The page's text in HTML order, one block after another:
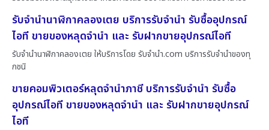
รับจำนำนาฬิกาคลองเตย บริการรับจำนำ รับซื้ออุปกรณ์
ไอที ขายของหลุดจำนำ และ รับฝากขายอุปกรณ์ไอที
รับจำนำนาฬิกาคลองเตย ให้บริการโดย รับจํานํา.com บริการรับจำนำของทุ
กชนิ
ขายคอมพิวเตอร์หลุดจำนำภาชี บริการรับจำนำ รับซื้อ
อุปกรณ์ไอที ขายของหลุดจำนำ และ รับฝากขายอุปกรณ์
ไอที